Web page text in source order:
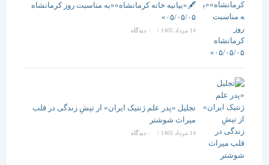
🖋️«بیانیه خانه کرمانشاه»«به مناسبت روز کرمانشاه
۰۵/۰۵/۰۵»
/ ۰ دیدگاه
تجلیل «پدر علم ژنتیک ایران» از تپشِ زندگی در قلب
میراث شوشتر
14 مرداد 1405 / ۰ دیدگاه